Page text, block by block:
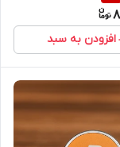
تجهیز
افزودن به سبد